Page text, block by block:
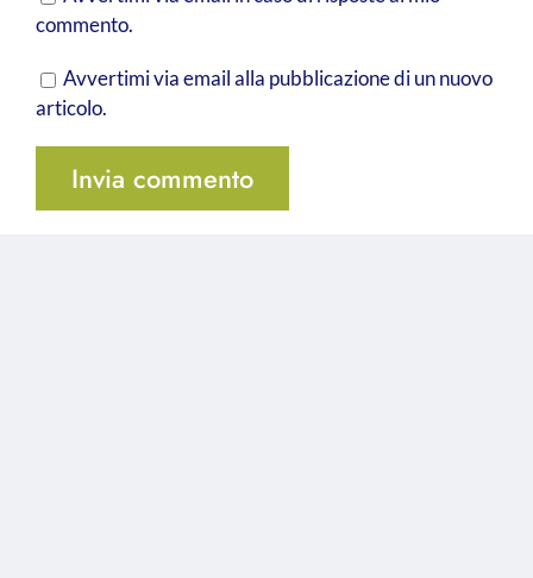
commento.
Avvertimi via email alla pubblicazione di un nuovo
articolo.